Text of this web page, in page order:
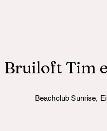
Bruiloft Tim
Beachclub Sunrise,